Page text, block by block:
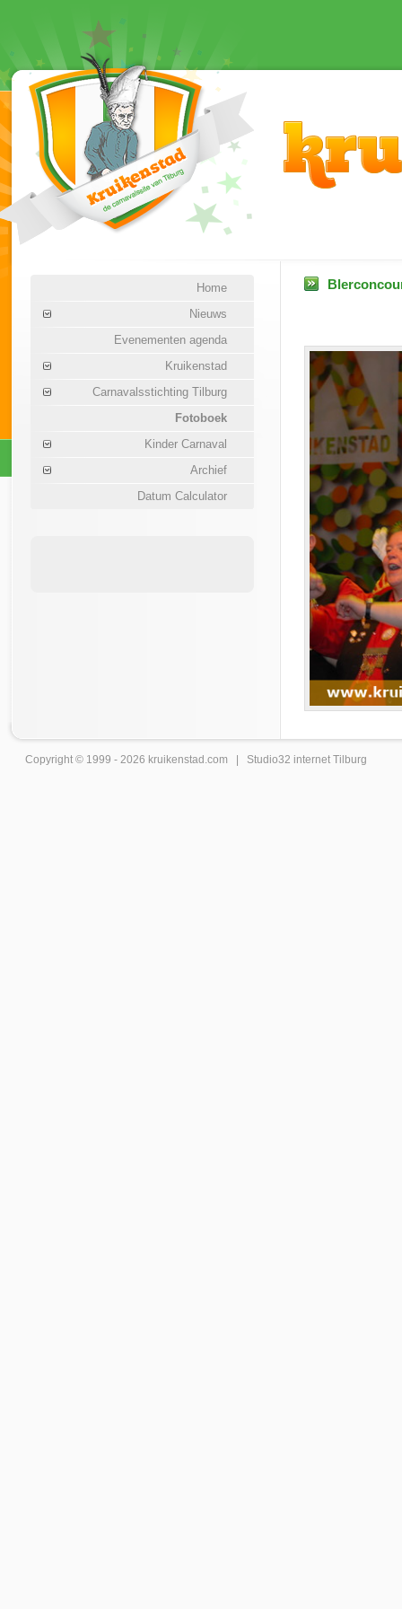
Home
Nieuws
Evenementen agenda
Kruikenstad
Carnavalsstichting Tilburg
Fotoboek
Kinder Carnaval
Archief
Datum Calculator
Copyright © 1999 - 2026 kruikenstad .com | Studio32 internet Tilburg